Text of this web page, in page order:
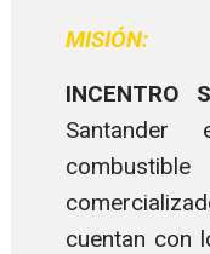
MISIÓN:
INCENTRO
cuentan con